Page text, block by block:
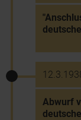
Abwurf